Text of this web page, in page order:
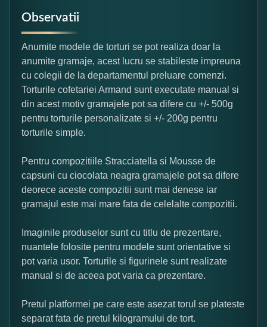
Observatii
Anumite modele de torturi se pot realiza doar la
anumite gramaje, acest lucru se stabileste impreuna
cu colegii de la departamentul preluare comenzi.
Torturile cofetariei Armand sunt executate manual si
din acest motiv gramajele pot sa difere cu +/- 500g
pentru torturile personalizate si +/- 200g pentru
torturile simple.
Pentru compozitiile Stracciatella si Mousse de
capsuni cu ciocolata neagra gramajele pot sa difere
deorece aceste compozitii sunt mai denese iar
gramajul este mai mare fata de celelalte compozitii.
Imaginile produselor sunt cu titlu de prezentare,
nuantele folosite pentru modele sunt orientative si
pot varia usor. Torturile si figurinele sunt realizate
manual si de aceea pot varia ca prezentare.
Pretul platformei pe care este asezat torul se plateste
separat fata de pretul kilogramului de tort.